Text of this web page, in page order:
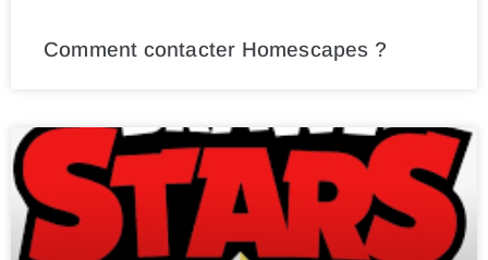
Comment contacter Homescapes ?